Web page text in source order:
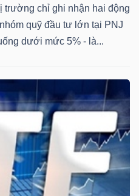
trường chỉ ghi nhận hai động
quỹ đầu tư lớn tại PNJ
dưới mức 5% - là...